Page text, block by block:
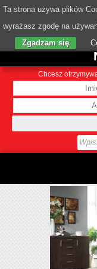
Chcesz
Ta strona używa plików
wyrażasz zgodę na
Zgadzam się